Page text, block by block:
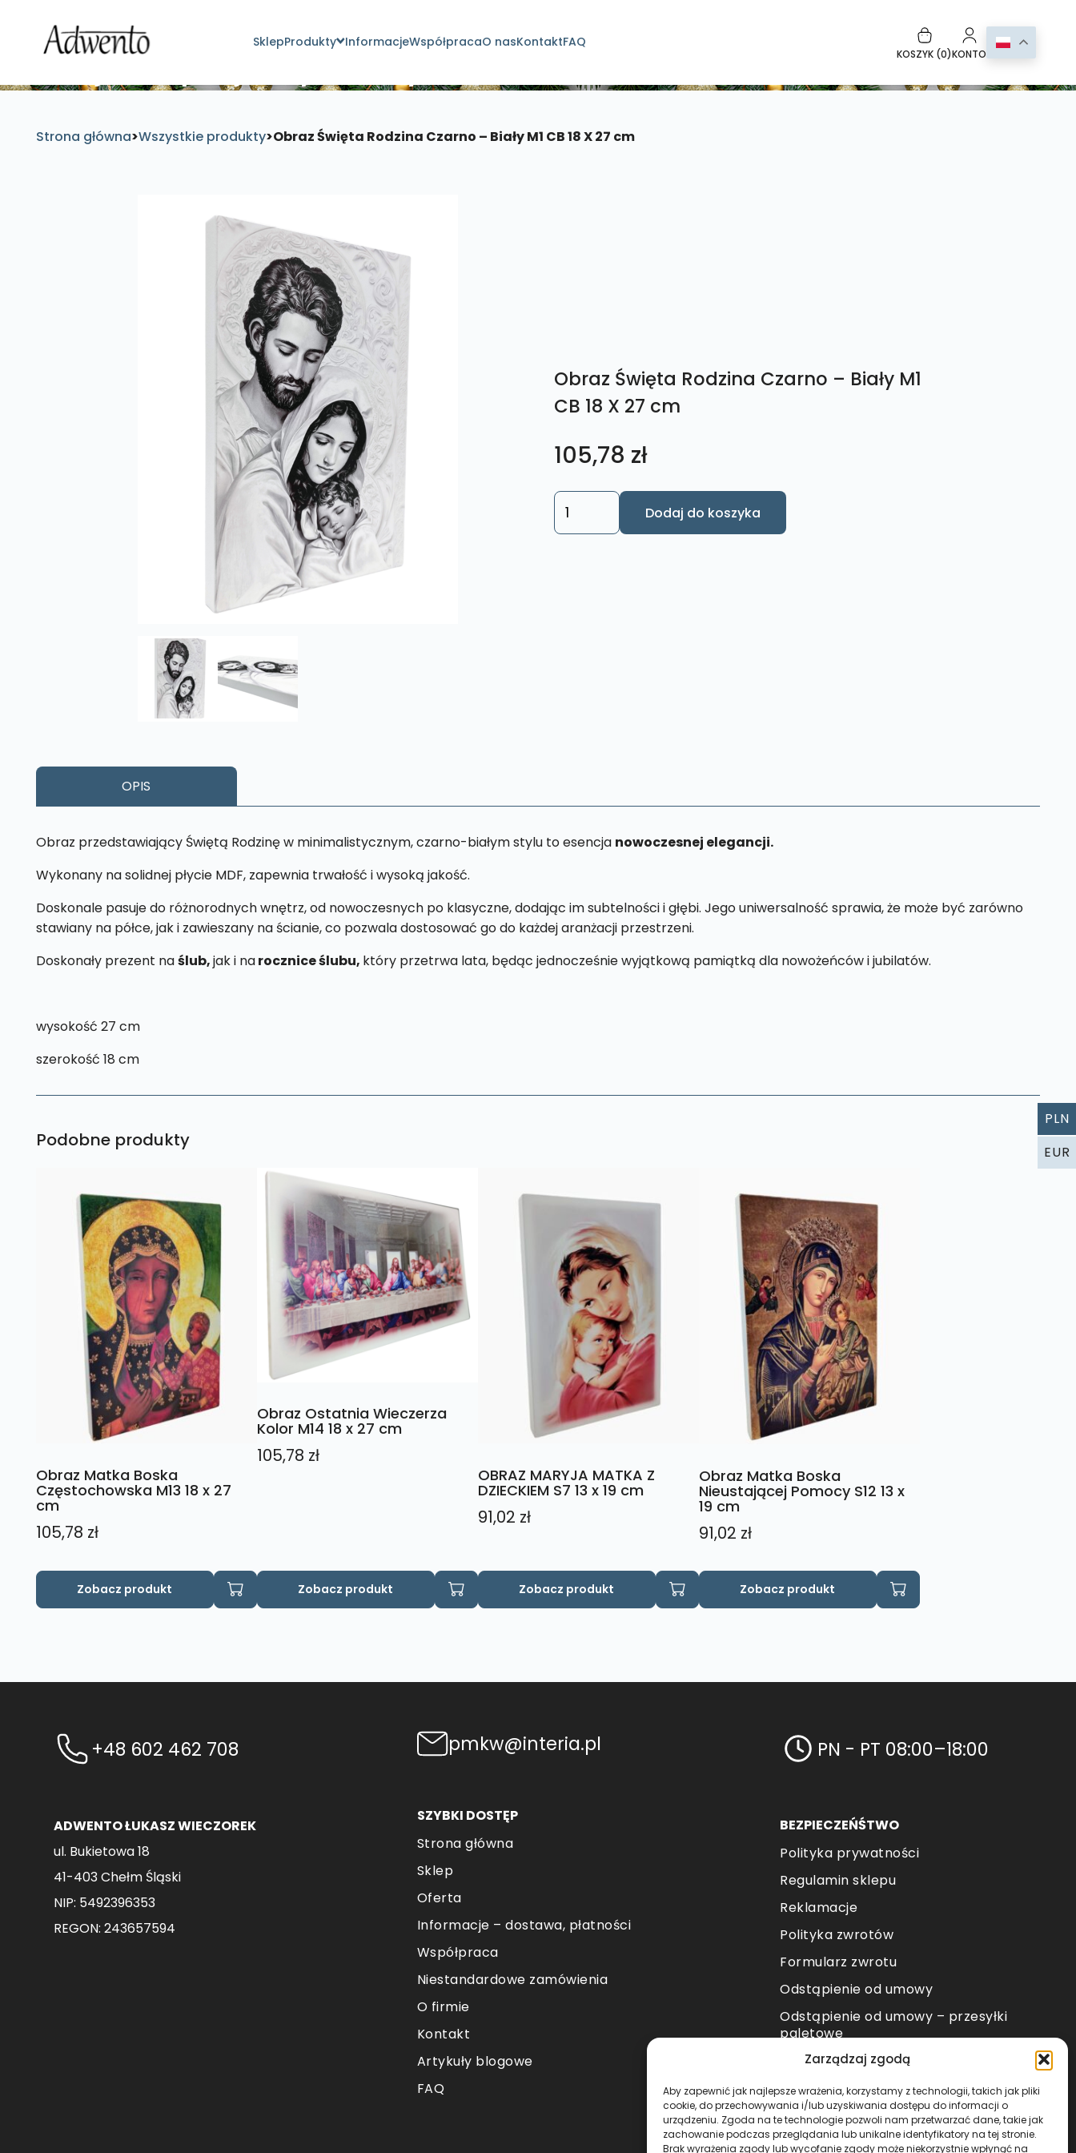
Zarządzaj zgodą
Aby zapewnić jak najlepsze wrażenia, korzystamy z technologii, takich jak pliki
cookie, do przechowywania i/lub uzyskiwania dostępu do informacji o
urządzeniu. Zgoda na te technologie pozwoli nam przetwarzać dane, takie jak
zachowanie podczas przeglądania lub unikalne identyfikatory na tej stronie.
Brak wyrażenia zgody lub wycofanie zgody może niekorzystnie wpłynąć na
SklepProdukty InformacjeWspółpracaO nasKontaktFAQ
KOSZYK (0)KONTO
Strona główna>Wszystkie produkty>Obraz Święta Rodzina Czarno – Biały M1 CB 18 X 27 cm
Obraz Święta Rodzina Czarno – Biały M1
CB 18 X 27 cm
105,78 zł
ilość
Obraz
Dodaj do koszyka
OPIS
Obraz przedstawiający Świętą Rodzinę w minimalistycznym, czarno-białym stylu to esencja nowoczesnej elegancji.
Wykonany na solidnej płycie MDF, zapewnia trwałość i wysoką jakość.
Doskonale pasuje do różnorodnych wnętrz, od nowoczesnych po klasyczne, dodając im subtelności i głębi. Jego uniwersalność sprawia, że może być zarówno
stawiany na półce, jak i zawieszany na ścianie, co pozwala dostosować go do każdej aranżacji przestrzeni.
Doskonały prezent naślub,jak i narocznice ślubu, który przetrwa lata, będąc jednocześnie wyjątkową pamiątką dla nowożeńców i jubilatów.
wysokość 27 cm
szerokość 18 cm
Podobne produkty
Obraz Matka Boska
Częstochowska M13 18 x 27
cm
105,78 zł
Zobacz produkt
Obraz Ostatnia Wieczerza
Kolor M14 18 x 27 cm
105,78 zł
Zobacz produkt
OBRAZ MARYJA MATKA Z
DZIECKIEM S7 13 x 19 cm
91,02 zł
Zobacz produkt
Obraz Matka Boska
Nieustającej Pomocy S12 13 x
19 cm
91,02 zł
Zobacz produkt
+48 602 462 708
ADWENTO ŁUKASZ WIECZOREK
ul. Bukietowa 18
41-403 Chełm Śląski
NIP: 5492396353
REGON: 243657594
pmkw@interia.pl
SZYBKI DOSTĘP
Strona główna
Sklep
Oferta
Informacje – dostawa, płatności
Współpraca
Niestandardowe zamówienia
O firmie
Kontakt
Artykuły blogowe
FAQ
PN - PT 08:00–18:00
BEZPIECZEŃŚTWO
Polityka prywatności
Regulamin sklepu
Reklamacje
Polityka zwrotów
Formularz zwrotu
Odstąpienie od umowy
Odstąpienie od umowy – przesyłki
paletowe
METODY PŁATNOŚCI
PLN
EUR